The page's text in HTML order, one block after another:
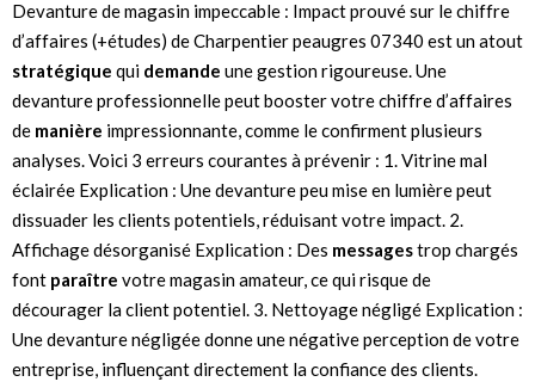
Devanture de magasin impeccable : Impact prouvé sur le chiffre
d’affaires (+études) de Charpentier peaugres 07340 est un atout
stratégique qui demande une gestion rigoureuse. Une
devanture professionnelle peut booster votre chiffre d’affaires
de manière impressionnante, comme le confirment plusieurs
analyses. Voici 3 erreurs courantes à prévenir : 1. Vitrine mal
éclairée Explication : Une devanture peu mise en lumière peut
dissuader les clients potentiels, réduisant votre impact. 2.
Affichage désorganisé Explication : Des messagestrop chargés
font paraître votre magasin amateur, ce qui risque de
décourager la client potentiel. 3. Nettoyage négligé Explication :
Une devanture négligée donne une négative perception de votre
entreprise, influençant directement la confiance des clients.